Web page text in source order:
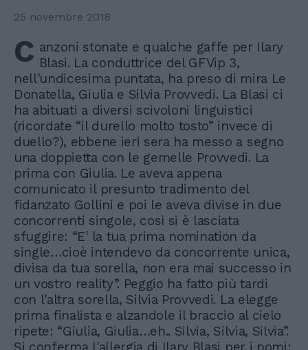
25 novembre 2018
C anzoni stonate e qualche gaffe per Ilary
Blasi. La conduttrice del GFVip 3,
nell'undicesima puntata, ha preso di mira Le
Donatella, Giulia e Silvia Provvedi. La Blasi ci
ha abituati a diversi scivoloni linguistici
(ricordate “il durello molto tosto” invece di
duello?), ebbene ieri sera ha messo a segno
una doppietta con le gemelle Provvedi. La
prima con Giulia. Le aveva appena
comunicato il presunto tradimento del
fidanzato Gollini e poi le aveva divise in due
concorrenti singole, così si è lasciata
sfuggire: “E' la tua prima nomination da
single…cioè intendevo da concorrente unica,
divisa da tua sorella, non era mai successo in
un vostro reality”. Peggio ha fatto più tardi
con l'altra sorella, Silvia Provvedi. La elegge
prima finalista e alzandole il braccio al cielo
ripete: “Giulia, Giulia…eh.. Silvia, Silvia, Silvia”.